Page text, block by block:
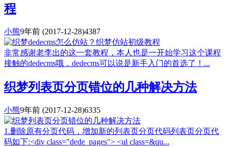
程
小熊9年前 (2017-12-28)4387
非常感谢老李出的这一套教程，本人也是一开始学习这个课程
接触的dedecms哦，dedecms可以说是新手入门的首选了！...
织梦列表页分页错位的几种解决方法
小熊9年前 (2017-12-28)6335
1.删除原有分页代码，增加新的列表页分页代码列表页分页代
码如下:<div class="dede_pages"> <ul class=&qu...